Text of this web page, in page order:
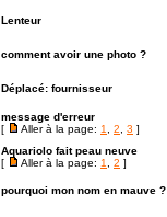
Lenteur
comment avoir une photo ?
Déplacé: fournisseur
message d'erreur
[
Aller à la page: 1 2 3 ]
Aquariolo fait peau neuve
[
Aller à la page: 1 2 ]
pourquoi mon nom en mauve ?